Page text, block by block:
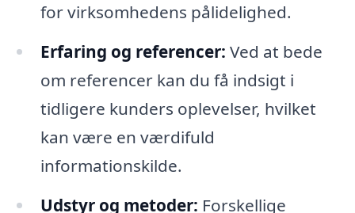
for virksomhedens pålidelighed.
Erfaring og referencer: Ved at bede
om referencer kan du få indsigt i
tidligere kunders oplevelser, hvilket
kan være en værdifuld
informationskilde.
Udstyr og metoder: Forskellige